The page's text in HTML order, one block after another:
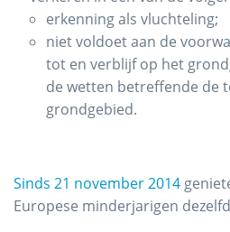
erkenning als vluchteling;
niet voldoet aan de
tot en verblijf op het
de wetten betreffende de
grondgebied.
Sinds 21 november 2014
Europese minderjarigen